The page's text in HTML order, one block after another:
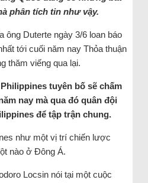
phân tích tin như vậy.
ông Duterte ngày 3/6 loan báo
tới cuối năm nay Thỏa thuận
thăm viếng qua lại.
tuyên bố sẽ chấm
nay mà qua đó quân đội
để tập trận chung.
như một vị trí chiến lược
nào ở Đông Á.
Locsin nói tại một cuộc